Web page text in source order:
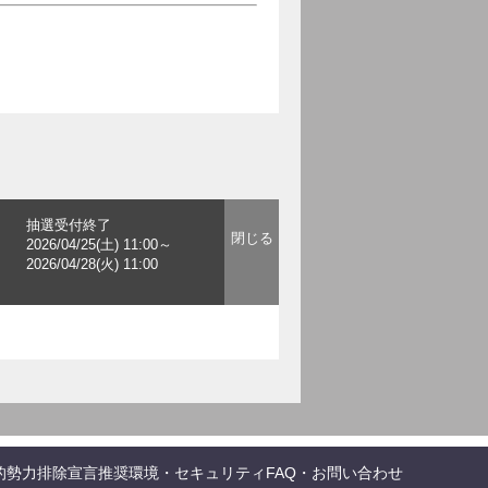
抽選受付終了
2026/04/25(土) 11:00～
2026/04/28(火) 11:00
勢力排除宣言推奨環境・セキュリティ FAQ・お問い合わせ